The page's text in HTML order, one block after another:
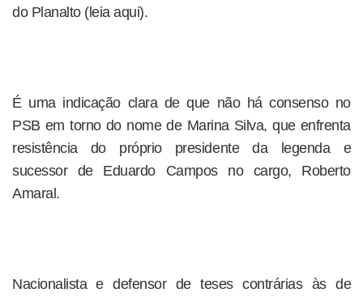
do Planalto (leia aqui).
É uma indicação clara de que não há consenso no
PSB em torno do nome de Marina Silva, que enfrenta
resistência do próprio presidente da legenda e
sucessor de Eduardo Campos no cargo, Roberto
Amaral.
Nacionalista e defensor de teses contrárias às de